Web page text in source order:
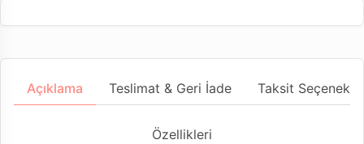
Açıklama Teslimat & Geri İade Taksit
Özellikleri